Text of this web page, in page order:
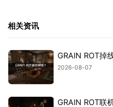
相关资讯
GRAIN ROT掉
2026-08-07
GRAIN ROT联